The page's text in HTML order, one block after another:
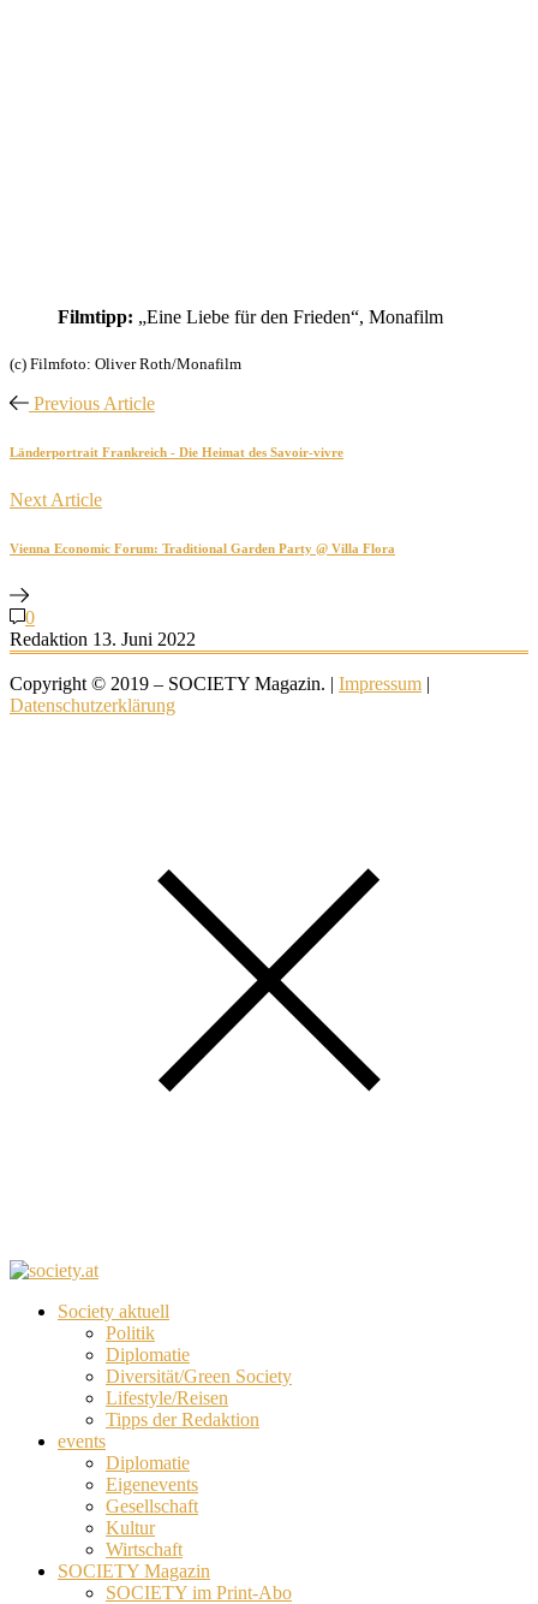
Filmtipp: „Eine Liebe für den Frieden“, Monafilm
(c) Filmfoto: Oliver Roth/Monafilm
Previous Article
Länderportrait Frankreich - Die Heimat des Savoir-vivre
Next Article
Vienna Economic Forum: Traditional Garden Party @ Villa Flora
0
Redaktion 13. Juni 2022
Copyright © 2019 – SOCIETY Magazin. | Impressum |
Datenschutzerklärung
Society aktuell
Politik
Diplomatie
Diversität/Green Society
Lifestyle/Reisen
Tipps der Redaktion
events
Diplomatie
Eigenevents
Gesellschaft
Kultur
Wirtschaft
SOCIETY Magazin
SOCIETY im Print-Abo